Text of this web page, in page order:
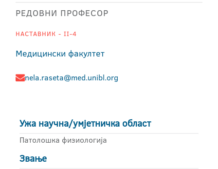
РЕДОВНИ ПРОФЕСОР
НАСТАВНИК - II-4
Медицински факултет
nela.raseta@med.unibl.org
Ужа научна/умјетничка област
Патолошка физиологија
Звање